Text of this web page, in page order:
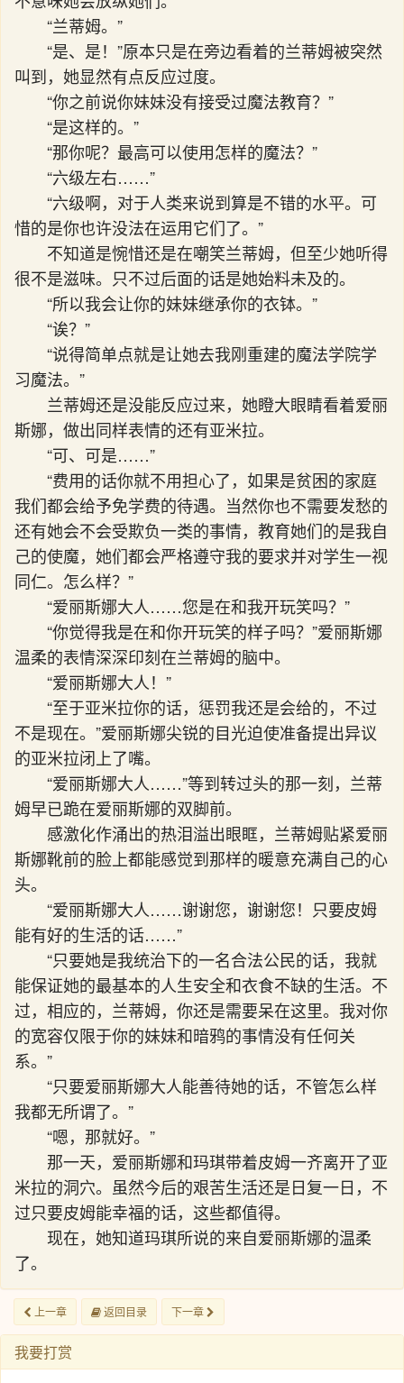
“兰蒂姆。”
“是、是！”原本只是在旁边看着的兰蒂姆被突然
叫到，她显然有点反应过度。
“你之前说你妹妹没有接受过魔法教育？”
“是这样的。”
“那你呢？最高可以使用怎样的魔法？”
“六级左右……”
“六级啊，对于人类来说到算是不错的水平。可
惜的是你也许没法在运用它们了。”
不知道是惋惜还是在嘲笑兰蒂姆，但至少她听得
很不是滋味。只不过后面的话是她始料未及的。
“所以我会让你的妹妹继承你的衣钵。”
“诶？”
“说得简单点就是让她去我刚重建的魔法学院学
习魔法。”
兰蒂姆还是没能反应过来，她瞪大眼睛看着爱丽
斯娜，做出同样表情的还有亚米拉。
“可、可是……”
“费用的话你就不用担心了，如果是贫困的家庭
我们都会给予免学费的待遇。当然你也不需要发愁的
还有她会不会受欺负一类的事情，教育她们的是我自
己的使魔，她们都会严格遵守我的要求并对学生一视
同仁。怎么样？”
“爱丽斯娜大人……您是在和我开玩笑吗？”
“你觉得我是在和你开玩笑的样子吗？”爱丽斯娜
温柔的表情深深印刻在兰蒂姆的脑中。
“爱丽斯娜大人！”
“至于亚米拉你的话，惩罚我还是会给的，不过
不是现在。”爱丽斯娜尖锐的目光迫使准备提出异议
的亚米拉闭上了嘴。
“爱丽斯娜大人……”等到转过头的那一刻，兰蒂
姆早已跪在爱丽斯娜的双脚前。
感激化作涌出的热泪溢出眼眶，兰蒂姆贴紧爱丽
斯娜靴前的脸上都能感觉到那样的暖意充满自己的心
头。
“爱丽斯娜大人……谢谢您，谢谢您！只要皮姆
能有好的生活的话……”
“只要她是我统治下的一名合法公民的话，我就
能保证她的最基本的人生安全和衣食不缺的生活。不
过，相应的，兰蒂姆，你还是需要呆在这里。我对你
的宽容仅限于你的妹妹和暗鸦的事情没有任何关
系。”
“只要爱丽斯娜大人能善待她的话，不管怎么样
我都无所谓了。”
“嗯，那就好。”
那一天，爱丽斯娜和玛琪带着皮姆一齐离开了亚
米拉的洞穴。虽然今后的艰苦生活还是日复一日，不
过只要皮姆能幸福的话，这些都值得。
现在，她知道玛琪所说的来自爱丽斯娜的温柔
了。
上一章 返回目录 下一章
我要打赏